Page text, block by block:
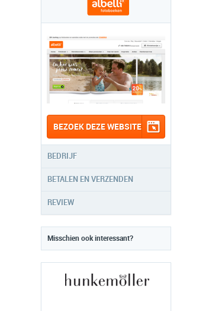
BEZOEK DEZE WEBSITE
BEDRIJF
BETALEN EN VERZENDEN
REVIEW
Misschien ook interessant?